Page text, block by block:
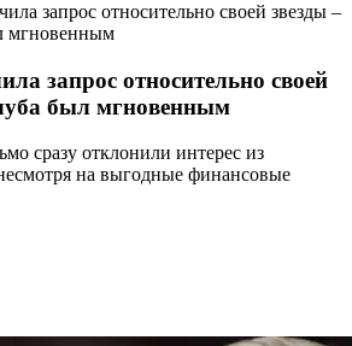
запрос относительно своей звезды –
мгновенным
запрос относительно своей
был мгновенным
сразу отклонили интерес из
на выгодные финансовые